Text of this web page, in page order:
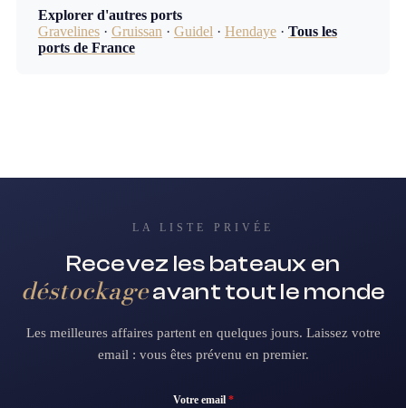
Explorer d'autres ports
Gravelines· Gruissan · Guidel · Hendaye· Tous les
ports de France
LA LISTE PRIVÉE
Recevez les bateaux en
déstockageavant tout le monde
Les meilleures affaires partent en quelques jours. Laissez votre
email : vous êtes prévenu en premier.
Votre email *